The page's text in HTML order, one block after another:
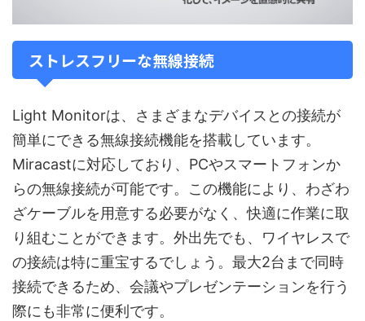
ストレスフリーな無線接続
Light Monitorは、さまざまなデバイスとの接続が
簡単にできる無線接続機能を搭載しています。
Miracastに対応しており、PCやスマートフォンか
らの無線接続が可能です。この機能により、わざわ
ざケーブルを用意する必要がなく、快適に作業に取
り組むことができます。外出先でも、ワイヤレスで
の接続は特に重宝するでしょう。最大2台まで同時
接続できるため、会議やプレゼンテーションを行う
際にも非常に便利です。